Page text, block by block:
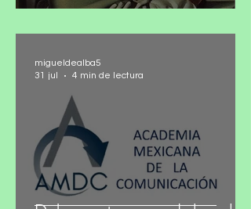
¿Arte o signo de status?
4 min de lectura